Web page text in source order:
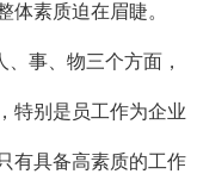
体素质迫在眉睫。
事、物三个方面，
特别是员工作为企业
有具备高素质的工作